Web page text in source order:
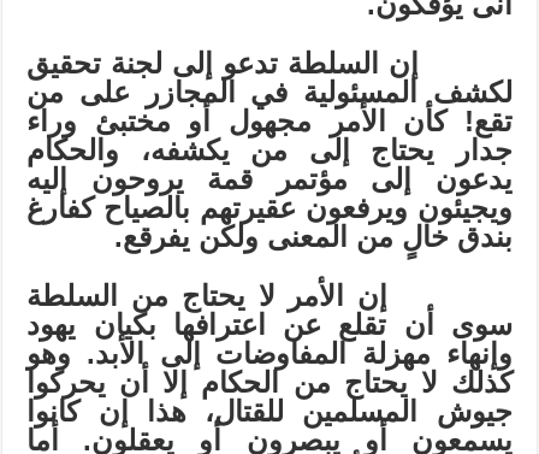
إن السلطة تدعو إلى لجنة تحقيق
لكشف المسئولية في المجازر على من
تقع! كأن الأمر مجهول أو مختبئ وراء
جدار يحتاج إلى من يكشفه، والحكام
يدعون إلى مؤتمر قمة يروحون إليه
ويجيئون ويرفعون عقيرتهم بالصياح كفارغ
بندق خالٍ من المعنى ولكن يفرقع.
إن الأمر لا يحتاج من السلطة
سوى أن تقلع عن اعترافها بكيان يهود
وإنهاء مهزلة المفاوضات إلى الأبد. وهو
كذلك لا يحتاج من الحكام إلا أن يحركوا
جيوش المسلمين للقتال، هذا إن كانوا
يسمعون أو يبصرون أو يعقلون. أما